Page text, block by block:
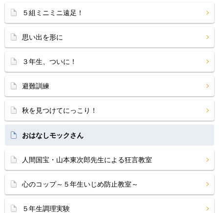
５組ミニミニ遠足！
思い出を形に
３年生、ついに！
避難訓練
秋を見つけてにっこり！
おはなしモックさん
人間国宝・山本東次郎先生による狂言教室
心のコップ～５年生いじめ防止教室～
５年生調理実験